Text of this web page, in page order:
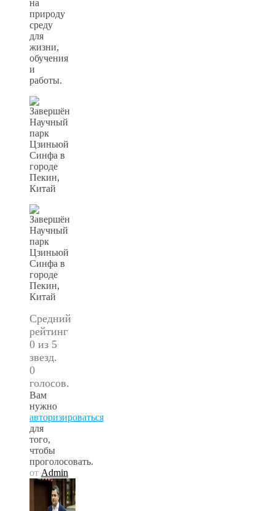
на
природу
среду
для
жизни,
обучения
и
работы.
Средний
рейтинг
0 из 5
звезд.
0
голосов.
Вам
нужно
авторизироваться
для
того,
чтобы
проголосовать.
от Admin